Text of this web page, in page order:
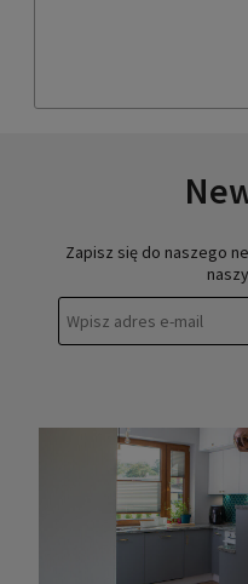
Zapisz się do naszego